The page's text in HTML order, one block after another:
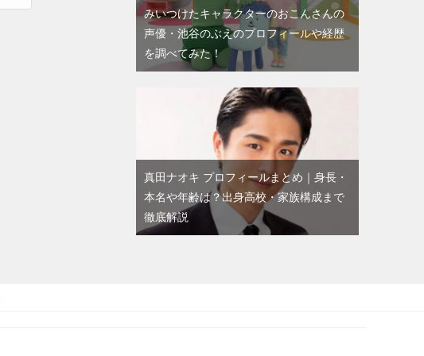
みいつけたキャラクターのおこんさんの
声優・池谷のぶえのプロフィールや経歴
を調べてみた！
真田ナオキ プロフィールまとめ｜身長・
本名や年齢は？出身高校・家族構成まで
徹底解説